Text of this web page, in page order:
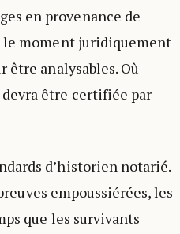
en provenance de
le moment juridiquement
être analysables. Où
être certifiée par
d’historien notarié.
empoussiérées, les
que les survivants